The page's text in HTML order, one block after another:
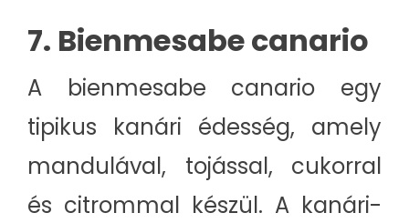
7. Bienmesabe canario
A bienmesabe canario egy
tipikus kanári édesség, amely
mandulával, tojással, cukorral
és citrommal készül. A kanári-